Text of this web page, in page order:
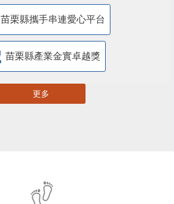
苗栗縣攜手串連愛心平台
苗栗縣產業金實卓越獎
更多